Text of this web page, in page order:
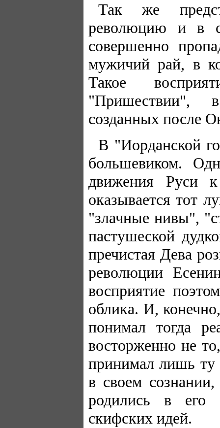
Так же
революцию и в
совершенно
мужичий рай, в
Такое
"Пришествии",
созданных после
В "Иорданской
большевиком.
движения Руси
оказывается тот
"злачные нивы",
пастушеской
пречистая Дева
революции
восприятие
облика. И,
понимал тогда
восторженно не
принимал лишь ту
в своем
родились в его
скифских идей.